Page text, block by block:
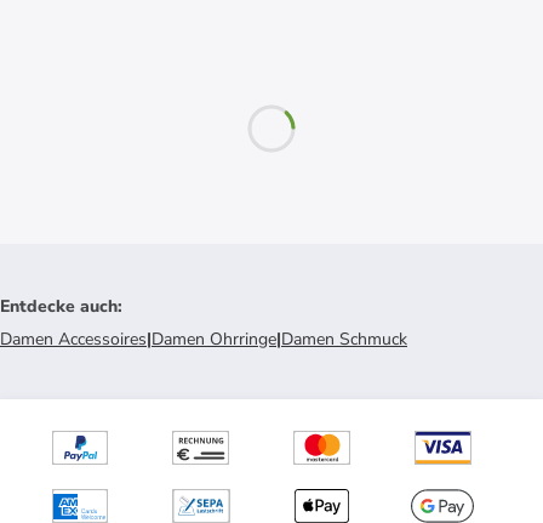
Entdecke auch:
Damen Accessoires|Damen Ohrringe|Damen Schmuck